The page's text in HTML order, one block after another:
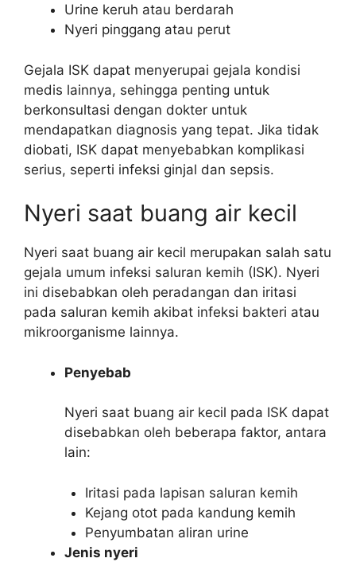
Urine keruh atau berdarah
Nyeri pinggang atau perut
Gejala ISK dapat menyerupai gejala kondisi
medis lainnya, sehingga penting untuk
berkonsultasi dengan dokter untuk
mendapatkan diagnosis yang tepat. Jika tidak
diobati, ISK dapat menyebabkan komplikasi
serius, seperti infeksi ginjal dan sepsis.
Nyeri saat buang air kecil
Nyeri saat buang air kecil merupakan salah satu
gejala umum infeksi saluran kemih (ISK). Nyeri
ini disebabkan oleh peradangan dan iritasi
pada saluran kemih akibat infeksi bakteri atau
mikroorganisme lainnya.
Penyebab
Nyeri saat buang air kecil pada ISK dapat
disebabkan oleh beberapa faktor, antara
lain:
Iritasi pada lapisan saluran kemih
Kejang otot pada kandung kemih
Penyumbatan aliran urine
Jenis nyeri